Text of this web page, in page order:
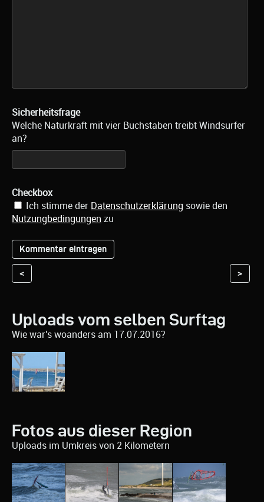
Sicherheitsfrage
Welche Naturkraft mit vier Buchstaben treibt Windsurfer
an?
Checkbox
Ich stimme der Datenschutzerklärung sowie den
Nutzungbedingungen zu
< >
Uploads vom selben Surftag
Wie war's woanders am 17.07.2016?
Fotos aus dieser Region
Uploads im Umkreis von 2 Kilometern